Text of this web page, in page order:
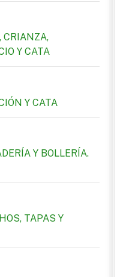
CRIANZA,
Y CATA
Y CATA
Y BOLLERÍA.
TAPAS Y